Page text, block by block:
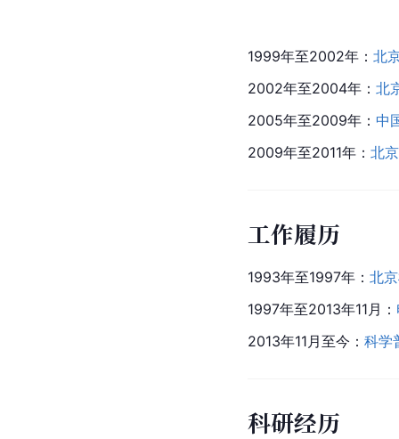
1999年至2002年： 北
2002年至2004年： 北
2005年至2009年： 中
2009年至2011年： 北
工作履历
1993年至1997年： 北
1997年至2013年11月：
2013年11月至今： 科学
科研经历